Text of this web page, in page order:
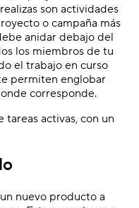
son actividades
o campaña más
anidar debajo del
los miembros de tu
el trabajo en curso
permiten englobar
corresponde.
activas, con un
nuevo producto a